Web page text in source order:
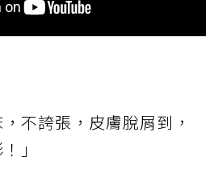
不誇張，皮膚脫屑到，
」